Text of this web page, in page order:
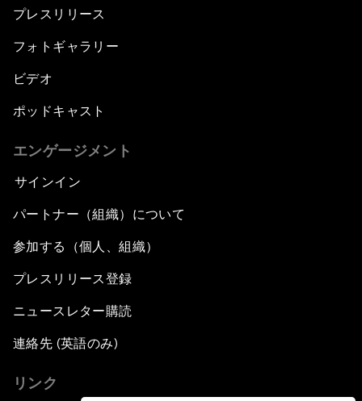
プレスリリース
フォトギャラリー
ビデオ
ポッドキャスト
エンゲージメント
サインイン
パートナー（組織）について
参加する（個人、組織）
プレスリリース登録
ニュースレター購読
連絡先 (英語のみ)
リンク